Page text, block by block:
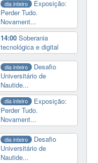
dia inteiro
Exposição:
Perder Tudo.
Novament...
14:00Soberania
tecnológica e digital
dia inteiro
Desafio
Universitário de
Nautide...
dia inteiro
Exposição:
Perder Tudo.
Novament...
dia inteiro
Desafio
Universitário de
Nautide...